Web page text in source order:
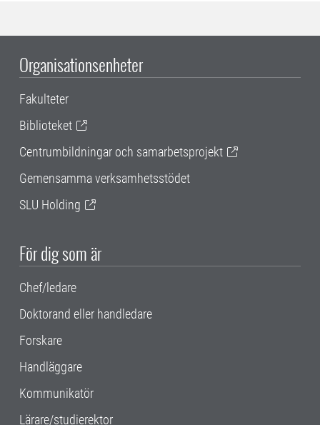
Organisationsenheter
Fakulteter
Biblioteket
Centrumbildningar och samarbetsprojekt
Gemensamma verksamhetsstödet
SLU Holding
För dig som är
Chef/ledare
Doktorand eller handledare
Forskare
Handläggare
Kommunikatör
Lärare/studierektor